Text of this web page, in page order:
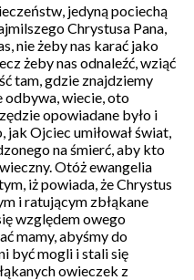
jedyną pociechą
Chrystusa Pana,
nie żeby nas karać jako
żeby nas odnaleźć, wziąć
tam, gdzie znajdziemy
odbywa, wiecie, oto
opowiadane było i
Ojciec umiłował świat,
na śmierć, aby kto
Otóż ewangelia
iż powiada, że Chrystus
i ratującym zbłąkane
względem owego
mamy, abyśmy do
być mogli i stali się
owieczek z